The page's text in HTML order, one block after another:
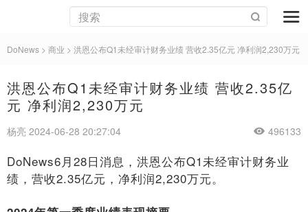
DoNews > 商业 > 洪恩公布Q1未经审计财务业绩 营收2.35亿元 净利润2,230万元
洪恩公布Q1未经审计财务业绩 营收2.35亿
元 净利润2,230万元
杨亮 2024-06-28 20:27:04 496133
DoNews6月28日消息，洪恩公布Q1未经审计财务业
绩，营收2.35亿元，净利润2,230万元。